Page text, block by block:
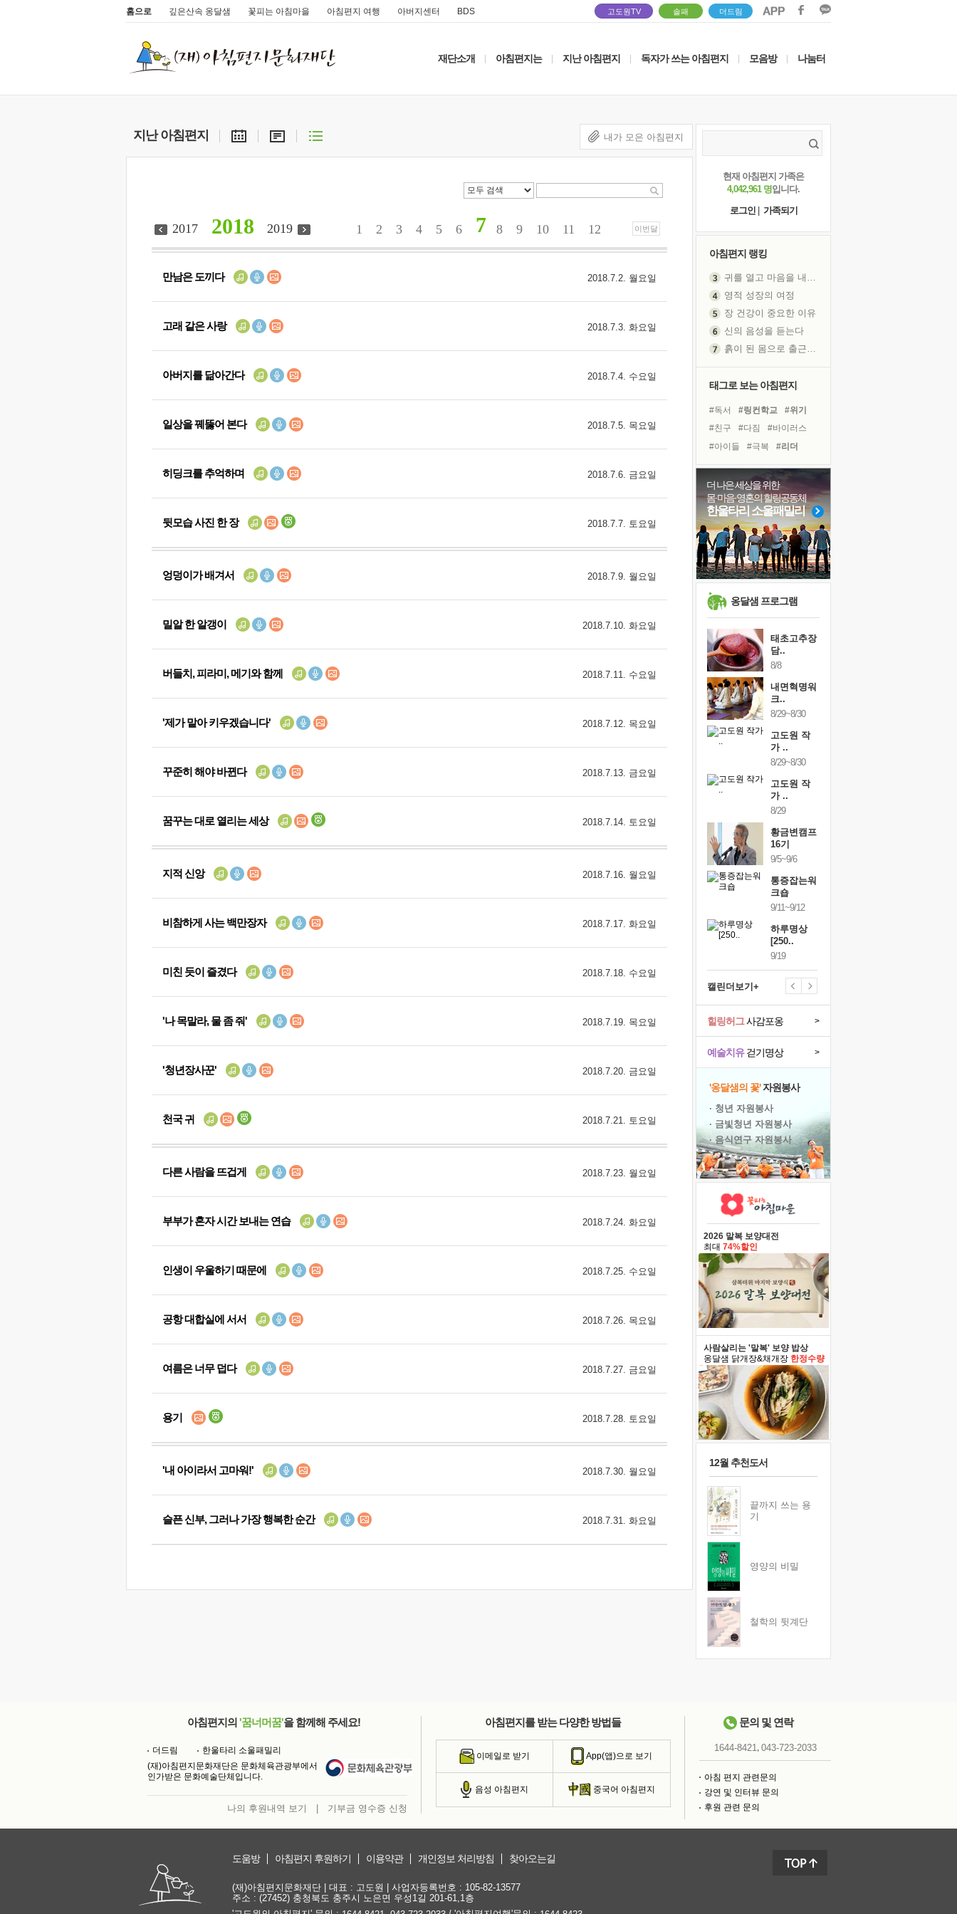
홈으로 깊은산속 옹달샘 꽃피는 아침마을 아침편지 여행 아버지센터 BDS 고도원TV 솔패 더드림
재단소개 아침편지는 지난 아침편지 독자가 쓰는 아침편지 모음방 나눔터
지난 아침편지 내가 모은 아침편지
2018
2017 2019 1 2 3 4 5 6 7 8 9 10 11 12 이번달
만남은 도끼다 2018.7.2. 월요일
고래 같은 사랑 2018.7.3. 화요일
아버지를 닮아간다 2018.7.4. 수요일
일상을 꿰뚫어 본다 2018.7.5. 목요일
히딩크를 추억하며 2018.7.6. 금요일
뒷모습 사진 한 장 2018.7.7. 토요일
엉덩이가 배겨서 2018.7.9. 월요일
밀알 한 알갱이 2018.7.10. 화요일
버들치, 피라미, 메기와 함께 2018.7.11. 수요일
'제가 맡아 키우겠습니다' 2018.7.12. 목요일
꾸준히 해야 바뀐다 2018.7.13. 금요일
꿈꾸는 대로 열리는 세상 2018.7.14. 토요일
지적 신앙 2018.7.16. 월요일
비참하게 사는 백만장자 2018.7.17. 화요일
미친 듯이 즐겼다 2018.7.18. 수요일
'나 목말라, 물 좀 줘' 2018.7.19. 목요일
'청년장사꾼' 2018.7.20. 금요일
천국 귀 2018.7.21. 토요일
다른 사람을 뜨겁게 2018.7.23. 월요일
부부가 혼자 시간 보내는 연습 2018.7.24. 화요일
인생이 우울하기 때문에 2018.7.25. 수요일
공항 대합실에 서서 2018.7.26. 목요일
여름은 너무 덥다 2018.7.27. 금요일
용기 2018.7.28. 토요일
'내 아이라서 고마워!' 2018.7.30. 월요일
슬픈 신부, 그러나 가장 행복한 순간 2018.7.31. 화요일
현재 아침편지 가족은
4,042,961 명입니다.
로그인
가족되기
아침편지 랭킹
귀를 열고 마음을 내어주고
영적 성장의 여정
장 건강이 중요한 이유
신의 음성을 듣는다
흙이 된 몸으로 출근하는 여자
졸업식 사진을 보며
극심한 변비, 어깨결림, 수면 장애
보고 싶은 어머니
마음이 멈춰 버린 곳
유년 시절의 부산 영도 바다
못된 꼰대들
희망이란
'모른다'는 것
태그로 보는 아침편지
#독서 #링컨학교
#위기
#친구
#다짐
#바이러스
#아이들
#극복
#리더
#계획
#독서캠프
#면역력
#유튜브
#선택
#비전캠프
#삶
#사람
#도움
#경험
#힐링
#건강
더 나은 세상을 위한
몸·마음·영혼의 힐링공동체
한울타리 소울패밀리
옹달샘 프로그램
여행
스..
크..
17기
크숍
내면혁명워
태초고추장
담..
8/8
내면혁명워
크..
8/29~8/30
고도원 작
가 ..
8/29~8/30
고도원 작
가 ..
8/29
황금변캠프
16기
9/5~9/6
통증잡는워
크숍
9/11~9/12
하루명상
[250..
9/19
캘린더보기+
예술치유걷기명상 >
힐링허그사감포옹 >
'옹달샘의 꽃'자원봉사
· 청년 자원봉사
· 금빛청년 자원봉사
· 음식연구 자원봉사
2026 말복 보양대전
최대 74%할인
사람살리는 '말복' 보양 밥상
옹달샘 닭개장&채개장 한정수량
12월 추천도서
끝까지 쓰는 용
기
영양의 비밀
철학의 뒷계단
아침편지의 '꿈너머꿈'을 함께해 주세요!
더드림
한울타리 소울패밀리
(재)아침편지문화재단은 문화체육관광부에서
인가받은 문화예술단체입니다.
나의 후원내역 보기 기부금 영수증 신청
아침편지를 받는 다양한 방법들
이메일로 받기 App(앱)으로 보기
음성 아침편지 중국어 아침편지
문의 및 연락
1644-8421, 043-723-2033
아침 편지 관련문의
강연 및 인터뷰 문의
후원 관련 문의
도움방 아침편지 후원하기 이용약관 개인정보 처리방침 찾아오는길
(재)아침편지문화재단 | 대표 : 고도원 | 사업자등록번호 : 105-82-13577
주소 : (27452) 충청북도 충주시 노은면 우성1길 201-61,1층